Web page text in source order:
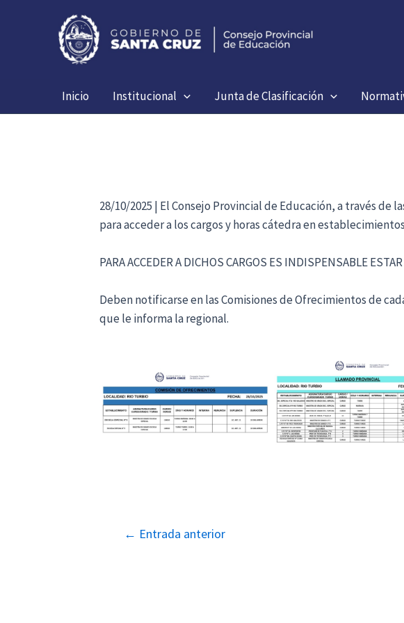
Inicio Institucional Junta de Clasificación
28/10/2025 | El Consejo Provincial de Educación, a través
para acceder a los cargos y horas cátedra en
PARA ACCEDER A DICHOS CARGOS ES INDISPENSABLE
Deben notificarse en las Comisiones de Ofrecimientos de
que le informa la regional.
Navegación
← Entrada anterior